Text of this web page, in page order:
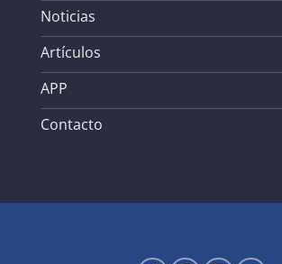
Noticias
Artículos
APP
Contacto